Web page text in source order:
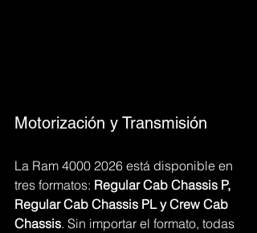
Motorización y Transmisión
La Ram 4000 2026 está disponible en
tres formatos: Regular Cab Chassis P,
Regular Cab Chassis PL y Crew Cab
Chassis. Sin importar el formato, todas